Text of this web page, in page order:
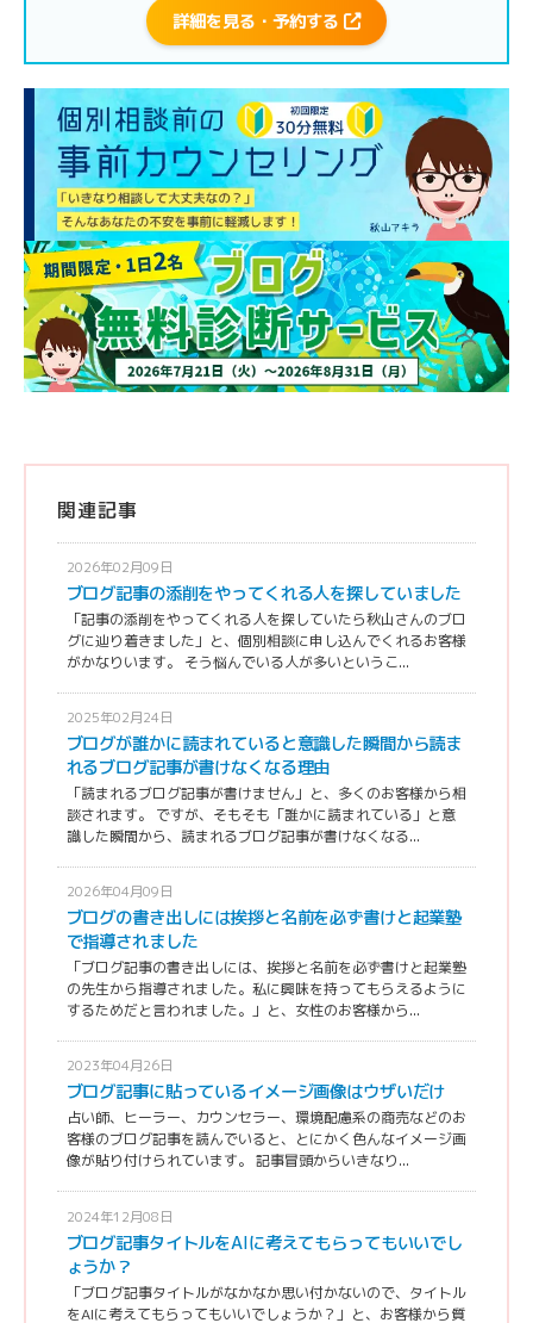
詳細を見る・予約する
関連記事
2026年02月09日
ブログ記事の添削をやってくれる人を探していました
「記事の添削をやってくれる人を探していたら秋山さんのブロ
グに辿り着きました」と、個別相談に申し込んでくれるお客様
がかなりいます。 そう悩んでいる人が多いというこ...
2025年02月24日
ブログが誰かに読まれていると意識した瞬間から読ま
れるブログ記事が書けなくなる理由
「読まれるブログ記事が書けません」と、多くのお客様から相
談されます。 ですが、そもそも「誰かに読まれている」と意
識した瞬間から、読まれるブログ記事が書けなくなる...
2026年04月09日
ブログの書き出しには挨拶と名前を必ず書けと起業塾
で指導されました
「ブログ記事の書き出しには、挨拶と名前を必ず書けと起業塾
の先生から指導されました。私に興味を持ってもらえるように
するためだと言われました。」と、女性のお客様から...
2023年04月26日
ブログ記事に貼っているイメージ画像はウザいだけ
占い師、ヒーラー、カウンセラー、環境配慮系の商売などのお
客様のブログ記事を読んでいると、とにかく色んなイメージ画
像が貼り付けられています。 記事冒頭からいきなり...
2024年12月08日
ブログ記事タイトルをAIに考えてもらってもいいでし
ょうか？
「ブログ記事タイトルがなかなか思い付かないので、タイトル
をAIに考えてもらってもいいでしょうか？」と、お客様から質